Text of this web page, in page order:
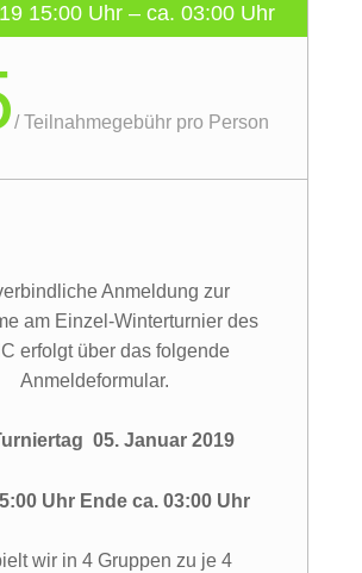
15:00 Uhr – ca. 03:00 Uhr
/Teilnahmegebühr pro Person
Anmeldung zur
am Einzel-Winterturnier des
erfolgt über das folgende
Anmeldeformular.
05. Januar 2019
Uhr Ende ca. 03:00 Uhr
wir in 4 Gruppen zu je 4